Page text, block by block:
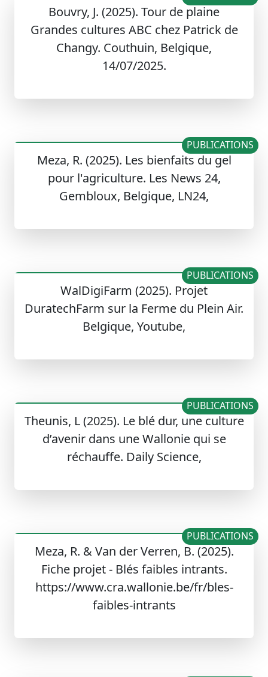
Bouvry, J. (2025). Tour de plaine
Grandes cultures ABC chez Patrick de
Changy. Couthuin, Belgique,
14/07/2025.
Meza, R. (2025). Les bienfaits du gel
pour l'agriculture. Les News 24,
Gembloux, Belgique, LN24,
PUBLICATIONS
WalDigiFarm (2025). Projet
DuratechFarm sur la Ferme du Plein Air.
Belgique, Youtube,
PUBLICATIONS
Theunis, L (2025). Le blé dur, une culture
d’avenir dans une Wallonie qui se
réchauffe. Daily Science,
PUBLICATIONS
Meza, R. & Van der Verren, B. (2025).
Fiche projet - Blés faibles intrants.
https://www.cra.wallonie.be/fr/bles-
faibles-intrants
PUBLICATIONS